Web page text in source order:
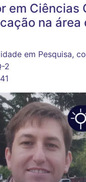
em Ciências
na área
em Pesquisa,
2